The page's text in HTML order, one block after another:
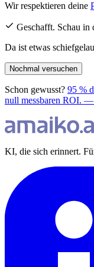
Wir respektieren deine
Geschafft. Schau in
Da ist etwas
Nochmal versuchen
Schon gewusst? 95 %
null messbaren ROI.
KI, die sich erinnert.